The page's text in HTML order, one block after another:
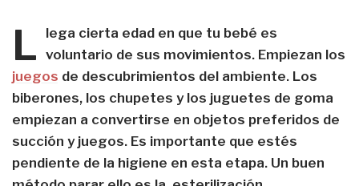
L
lega cierta edad en que tu bebé es
voluntario de sus movimientos. Empiezan los
juegos de descubrimientos del ambiente. Los
biberones, los chupetes y los juguetes de goma
empiezan a convertirse en objetos preferidos de
succión y juegos. Es importante que estés
pendiente de la higiene en esta etapa. Un buen